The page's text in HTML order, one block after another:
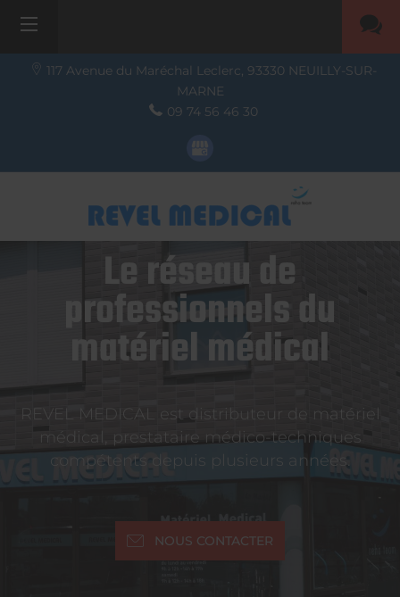
117 Avenue du Maréchal Leclerc, 93330 NEUILLY-SUR-
MARNE
09 74 56 46 30
Le réseau de
professionnels du
matériel médical
REVEL MEDICAL est distributeur de matériel
médical, prestataire médico-techniques
compétents depuis plusieurs années.
NOUS CONTACTER